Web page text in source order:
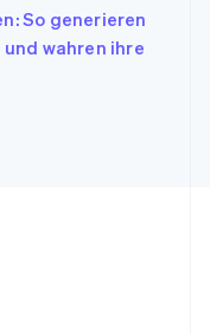
So generieren
wahren ihre